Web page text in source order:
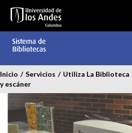
contenido
Inicio / Servicios / Utiliza La Biblioteca
y escáner